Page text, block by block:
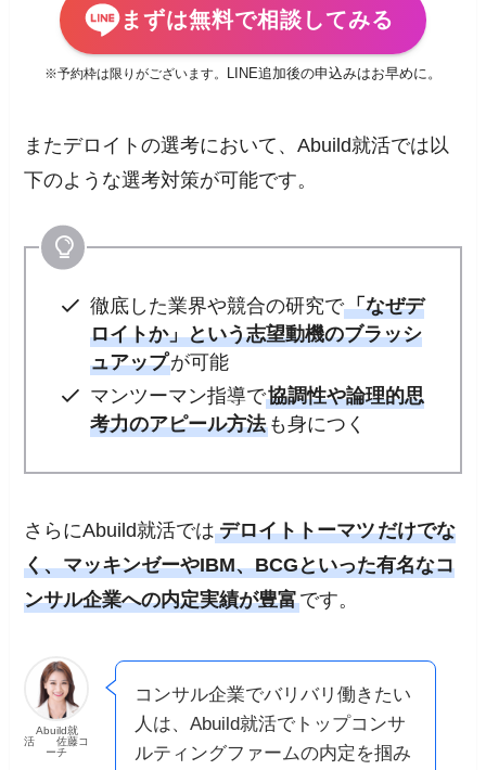
まずは無料で相談してみる
※予約枠は限りがございます。 LINE追加後の申込みはお早めに。
またデロイトの選考において、Abuild就活では以
下のような選考対策が可能です。
徹底した業界や競合の研究で「なぜデ
ロイトか」という志望動機のブラッシ
ュアップが可能
マンツーマン指導で協調性や論理的思
考力のアピール方法も身につく
さらにAbuild就活では デロイトトーマツだけでな
く、マッキンゼーやIBM、BCGといった有名なコ
ンサル企業への内定実績が豊富です。
Abuild就
活 佐藤コ
ーチ
コンサル企業でバリバリ働きたい
人は、Abuild就活でトップコンサ
ルティングファームの内定を掴み